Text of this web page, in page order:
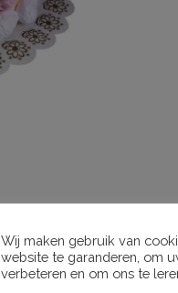
Wij maken gebruik van
website te garanderen, om
verbeteren en om ons te